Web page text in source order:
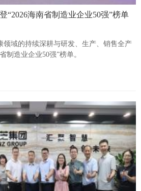
“2026海南省制造业企业50强”榜单
领域的持续深耕与研发、生产、销售全产
制造业企业50强”榜单。